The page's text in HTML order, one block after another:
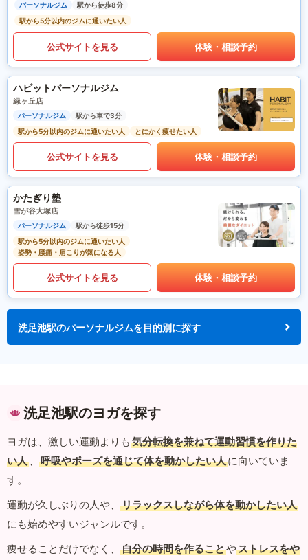
パーソナルジム
駅から徒歩8分
駅から5分以内のジムに通いたい人
公式サイトを見る 体験・相談予約
ハビットパーソナルジム
緑ヶ丘店
パーソナルジム
駅から車で3分
駅から5分以内のジムに通いたい人
とにかく痩せたい人
公式サイトを見る 体験・相談予約
かたぎり塾
雪が谷大塚店
パーソナルジム
駅から徒歩15分
駅から5分以内のジムに通いたい人
姿勢・腰痛・肩こりが気になる人
公式サイトを見る 体験・相談予約
洗足池駅のパーソナルジムを目的別に探す
洗足池駅のヨガを探す
ヨガは、激しい運動よりも 気分転換を兼ねて運動習慣を作りた
い人 、 呼吸やポーズを通じて体を動かしたい人に向いていま
す。
運動が久しぶりの人や、
リラックスしながら体を動かしたい人
にも始めやすいジャンルです。
痩せることだけでなく、
自分の時間を作ることやストレスをや